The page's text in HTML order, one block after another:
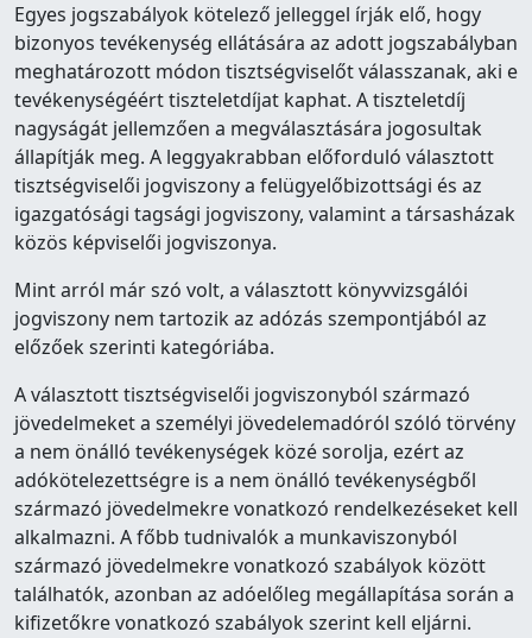
Egyes jogszabályok kötelező jelleggel írják elő, hogy
bizonyos tevékenység ellátására az adott jogszabályban
meghatározott módon tisztségviselőt válasszanak, aki e
tevékenységéért tiszteletdíjat kaphat. A tiszteletdíj
nagyságát jellemzően a megválasztására jogosultak
állapítják meg. A leggyakrabban előforduló választott
tisztségviselői jogviszony a felügyelőbizottsági és az
igazgatósági tagsági jogviszony, valamint a társasházak
közös képviselői jogviszonya.
Mint arról már szó volt, a választott könyvvizsgálói
jogviszony nem tartozik az adózás szempontjából az
előzőek szerinti kategóriába.
A választott tisztségviselői jogviszonyból származó
jövedelmeket a személyi jövedelemadóról szóló törvény
a nem önálló tevékenységek közé sorolja, ezért az
adókötelezettségre is a nem önálló tevékenységből
származó jövedelmekre vonatkozó rendelkezéseket kell
alkalmazni. A főbb tudnivalók a munkaviszonyból
származó jövedelmekre vonatkozó szabályok között
találhatók, azonban az adóelőleg megállapítása során a
kifizetőkre vonatkozó szabályok szerint kell eljárni.